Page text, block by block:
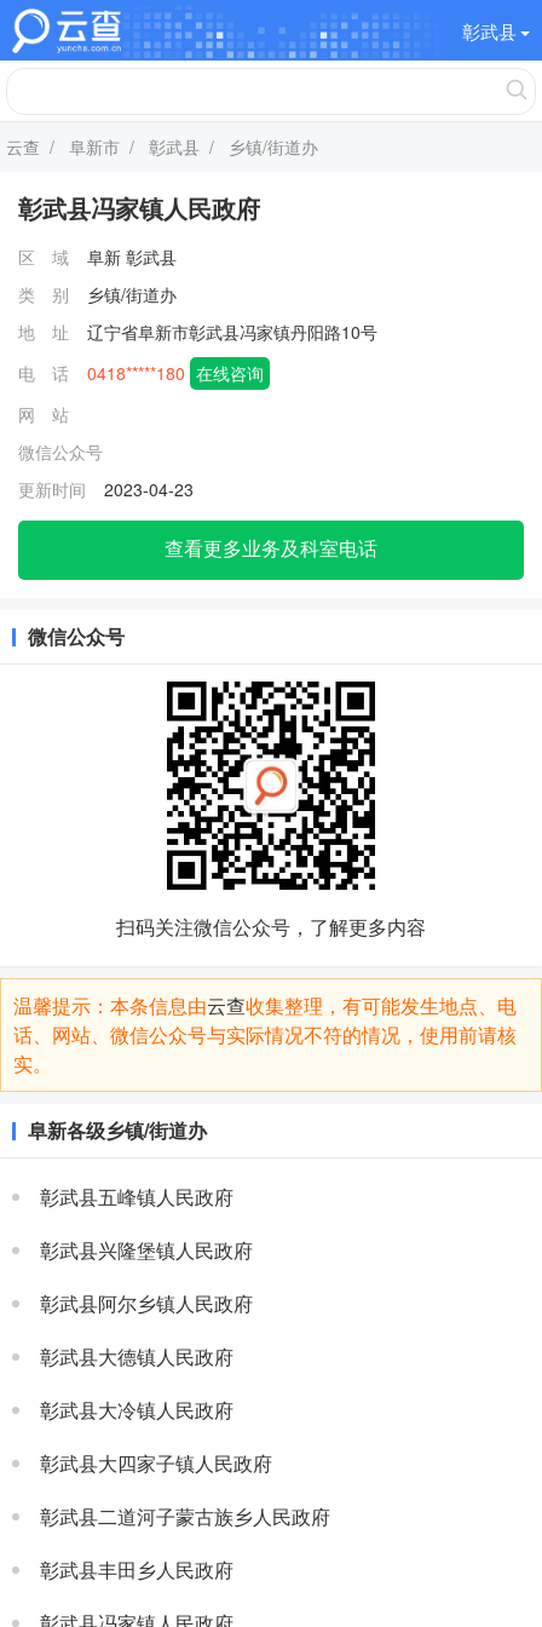
彰武县
云查 / 阜新市 / 彰武县 / 乡镇/街道办
彰武县冯家镇人民政府
区 域 阜新 彰武县
类 别
乡镇/街道办
地 址
辽宁省阜新市彰武县冯家镇丹阳路10号
电 话
0418*****180 在线咨询
网 站
微信公众号
更新时间
2023-04-23
查看更多业务及科室电话
微信公众号
扫码关注微信公众号，了解更多内容
温馨提示：本条信息由云查收集整理，有可能发生地点、电
话、网站、微信公众号与实际情况不符的情况，使用前请核
实。
阜新各级乡镇/街道办
彰武县五峰镇人民政府
彰武县兴隆堡镇人民政府
彰武县阿尔乡镇人民政府
彰武县大德镇人民政府
彰武县大冷镇人民政府
彰武县大四家子镇人民政府
彰武县二道河子蒙古族乡人民政府
彰武县丰田乡人民政府